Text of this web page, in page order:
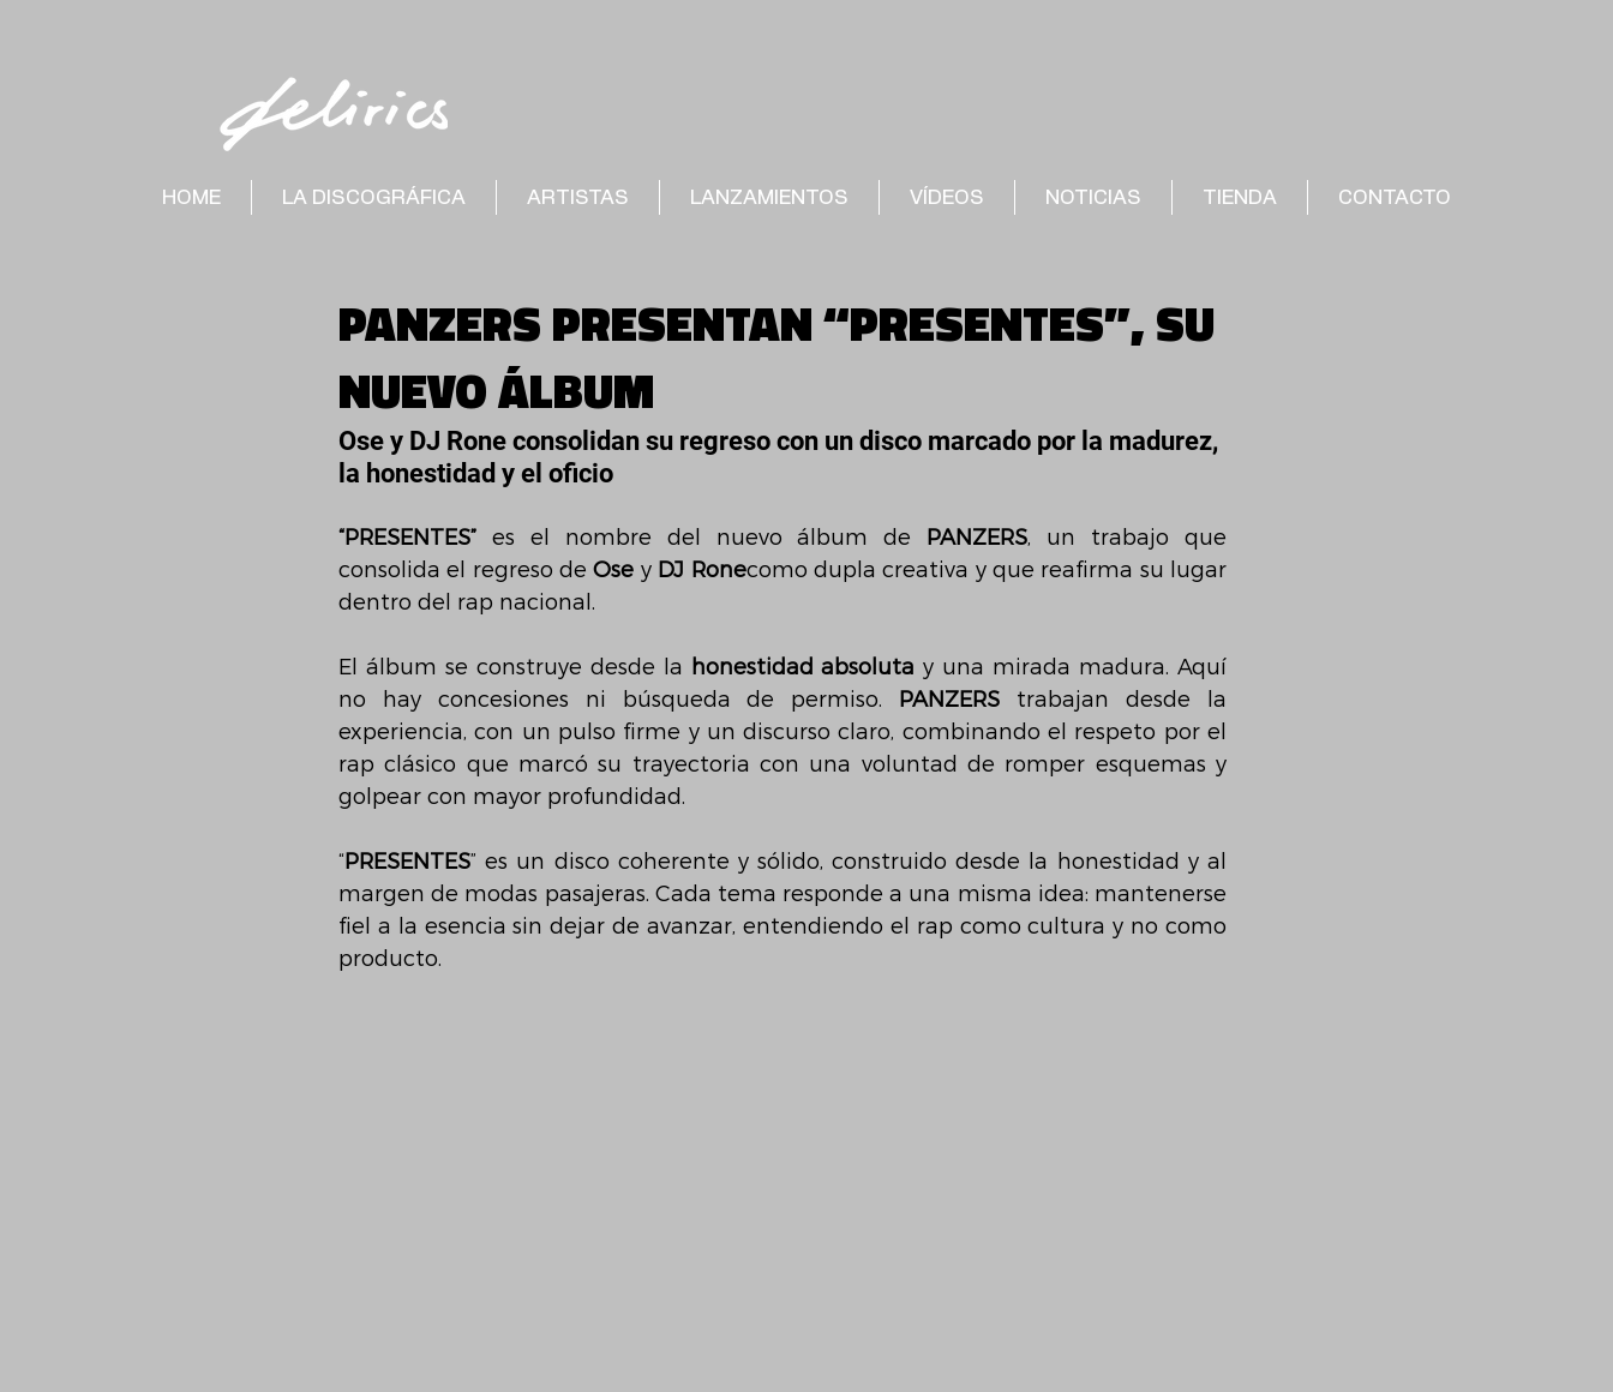
HOME LA DISCOGRÁFICA ARTISTAS LANZAMIENTOS VÍDEOS NOTICIAS TIENDA CONTACTO
PANZERS PRESENTAN “PRESENTES”, SU
NUEVO ÁLBUM
Ose y DJ Rone consolidan su regreso con un disco marcado por la madurez,
la honestidad y el oficio
“PRESENTES” es el nombre del nuevo álbum de PANZERS, un trabajo que
consolida el regreso de Ose y DJ Ronecomo dupla creativa y que reafirma su lugar
dentro del rap nacional.
El álbum se construye desde la honestidad absoluta y una mirada madura. Aquí
no hay concesiones ni búsqueda de permiso. PANZERS trabajan desde la
experiencia, con un pulso firme y un discurso claro, combinando el respeto por el
rap clásico que marcó su trayectoria con una voluntad de romper esquemas y
golpear con mayor profundidad.
“PRESENTES” es un disco coherente y sólido, construido desde la honestidad y al
margen de modas pasajeras. Cada tema responde a una misma idea: mantenerse
fiel a la esencia sin dejar de avanzar, entendiendo el rap como cultura y no como
producto.